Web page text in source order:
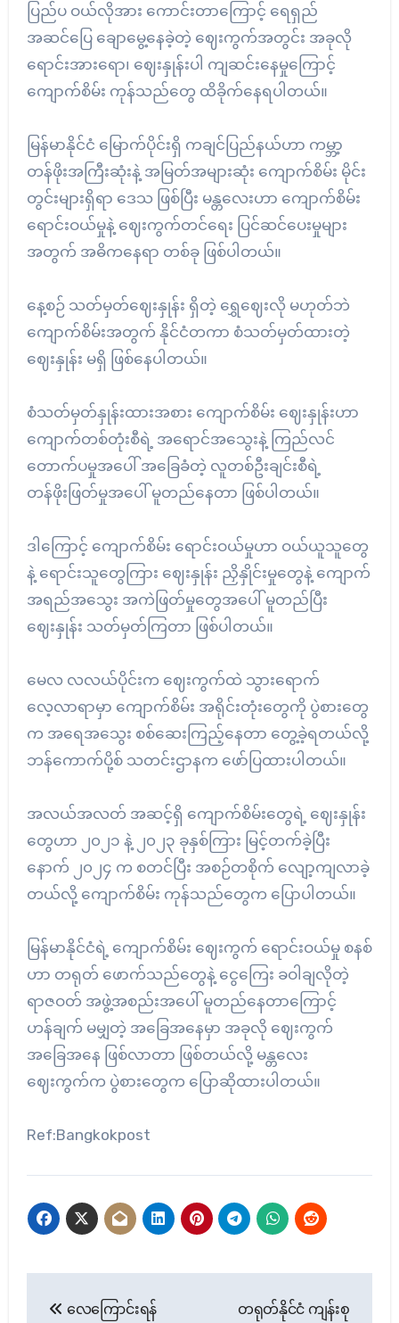
ပြည်ပ ဝယ်လိုအား ကောင်းတာကြောင့် ရေရှည်
အဆင်ပြေ ချောမွေ့နေခဲ့တဲ့ ဈေးကွက်အတွင်း အခုလို
ရောင်းအားရော၊ ဈေးနှုန်းပါ ကျဆင်းနေမှုကြောင့်
ကျောက်စိမ်း ကုန်သည်တွေ ထိခိုက်နေရပါတယ်။
မြန်မာနိုင်ငံ မြောက်ပိုင်းရှိ ကချင်ပြည်နယ်ဟာ ကမ္ဘာ့
တန်ဖိုးအကြီးဆုံးနဲ့ အမြတ်အများဆုံး ကျောက်စိမ်း မိုင်း
တွင်းများရှိရာ ဒေသ ဖြစ်ပြီး မန္တလေးဟာ ကျောက်စိမ်း
ရောင်းဝယ်မှုနဲ့ ဈေးကွက်တင်ရေး ပြင်ဆင်ပေးမှုများ
အတွက် အဓိကနေရာ တစ်ခု ဖြစ်ပါတယ်။
နေ့စဉ် သတ်မှတ်ဈေးနှုန်း ရှိတဲ့ ရွှေဈေးလို မဟုတ်ဘဲ
ကျောက်စိမ်းအတွက် နိုင်ငံတကာ စံသတ်မှတ်ထားတဲ့
ဈေးနှုန်း မရှိ ဖြစ်နေပါတယ်။
စံသတ်မှတ်နှုန်းထားအစား ကျောက်စိမ်း ဈေးနှုန်းဟာ
ကျောက်တစ်တုံးစီရဲ့ အရောင်အသွေးနဲ့ ကြည်လင်
တောက်ပမှုအပေါ် အခြေခံတဲ့ လူတစ်ဦးချင်းစီရဲ့
တန်ဖိုးဖြတ်မှုအပေါ် မူတည်နေတာ ဖြစ်ပါတယ်။
ဒါကြောင့် ကျောက်စိမ်း ရောင်းဝယ်မှုဟာ ဝယ်ယူသူတွေ
နဲ့ ရောင်းသူတွေကြား ဈေးနှုန်း ညှိနှိုင်းမှုတွေနဲ့ ကျောက်
အရည်အသွေး အကဲဖြတ်မှုတွေအပေါ် မူတည်ပြီး
ဈေးနှုန်း သတ်မှတ်ကြတာ ဖြစ်ပါတယ်။
မေလ လလယ်ပိုင်းက ဈေးကွက်ထဲ သွားရောက်
လေ့လာရာမှာ ကျောက်စိမ်း အရိုင်းတုံးတွေကို ပွဲစားတွေ
က အရေအသွေး စစ်ဆေးကြည့်နေတာ တွေ့ခဲ့ရတယ်လို့
ဘန်ကောက်ပို့စ် သတင်းဌာနက ဖော်ပြထားပါတယ်။
အလယ်အလတ် အဆင့်ရှိ ကျောက်စိမ်းတွေရဲ့ ဈေးနှုန်း
တွေဟာ ၂၀၂၁ နဲ့ ၂၀၂၃ ခုနှစ်ကြား မြင့်တက်ခဲ့ပြီး
နောက် ၂၀၂၄ က စတင်ပြီး အစဉ်တစိုက် လျော့ကျလာခဲ့
တယ်လို့ ကျောက်စိမ်း ကုန်သည်တွေက ပြောပါတယ်။
မြန်မာနိုင်ငံရဲ့ ကျောက်စိမ်း ဈေးကွက် ရောင်းဝယ်မှု စနစ်
ဟာ တရုတ် ဖောက်သည်တွေနဲ့ ငွေကြေး ခဝါချလိုတဲ့
ရာဇဝတ် အဖွဲ့အစည်းအပေါ် မူတည်နေတာကြောင့်
ဟန်ချက် မမျှတဲ့ အခြေအနေမှာ အခုလို ဈေးကွက်
အခြေအနေ ဖြစ်လာတာ ဖြစ်တယ်လို့ မန္တလေး
ဈေးကွက်က ပွဲစားတွေက ပြောဆိုထားပါတယ်။
Ref:Bangkokpost
လေကြောင်းရန် တရုတ်နိုင်ငံ ကျန်းစု